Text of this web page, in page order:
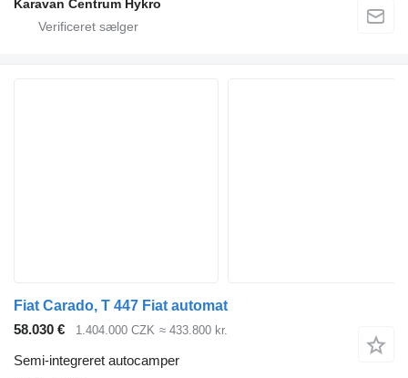
Karavan Centrum Hykro
Fiat Carado, T 447 Fiat automat
58.030 €
1.404.000 CZK ≈ 433.800 kr.
Semi-integreret autocamper